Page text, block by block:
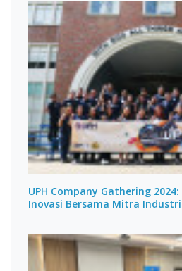
UPH Company Gathering
Inovasi Bersama Mitra Industri